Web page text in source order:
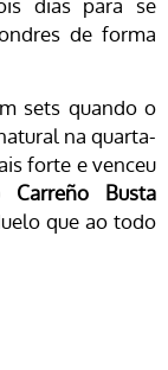
dias para se
de forma
sets quando o
na quarta-
forte e venceu
Carreño Busta
que ao todo